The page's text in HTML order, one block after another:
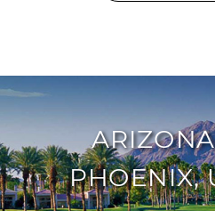
PHOENIX,